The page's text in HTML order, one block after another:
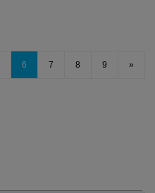
6 7 8 9 »